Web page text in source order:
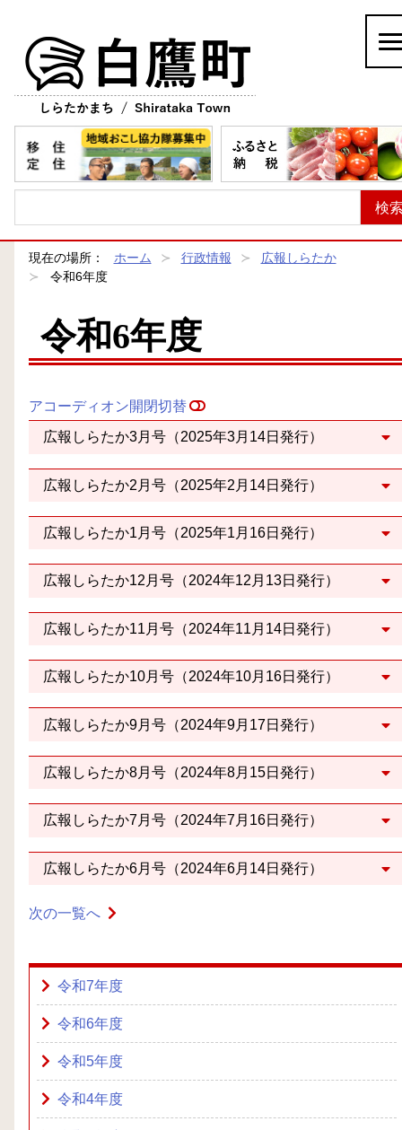
現在の場所： ホーム 行政情報
広報しらたか
令和6年度
令和6年度
アコーディオン開閉切替
広報しらたか3月号（2025年3月14日発行）
広報しらたか2月号（2025年2月14日発行）
広報しらたか1月号（2025年1月16日発行）
広報しらたか12月号（2024年12月13日発行）
広報しらたか11月号（2024年11月14日発行）
広報しらたか10月号（2024年10月16日発行）
広報しらたか9月号（2024年9月17日発行）
広報しらたか8月号（2024年8月15日発行）
広報しらたか7月号（2024年7月16日発行）
広報しらたか6月号（2024年6月14日発行）
次の一覧へ
令和7年度
令和6年度
令和5年度
令和4年度